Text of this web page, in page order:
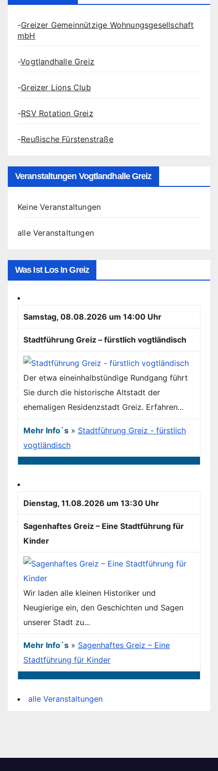
-Greizer Gemeinnützige Wohnungsgesellschaft
mbH
-Vogtlandhalle Greiz
-Greizer Lions Club
-RSV Rotation Greiz
-Reußische Fürstenstraße
Veranstaltungen Vogtlandhalle Greiz
Keine Veranstaltungen
alle Veranstaltungen
Was Ist Los In Greiz
Samstag, 08.08.2026 um 14:00 Uhr
Stadtführung Greiz – fürstlich vogtländisch
Der etwa eineinhalbstündige Rundgang führt
Sie durch die historische Altstadt der
ehemaligen Residenzstadt Greiz. Erfahren...
Mehr Info`s » Stadtführung Greiz - fürstlich
vogtländisch
Dienstag, 11.08.2026 um 13:30 Uhr
Sagenhaftes Greiz – Eine Stadtführung für
Kinder
Wir laden alle kleinen Historiker und
Neugierige ein, den Geschichten und Sagen
unserer Stadt zu...
Mehr Info`s » Sagenhaftes Greiz – Eine
Stadtführung für Kinder
alle Veranstaltungen